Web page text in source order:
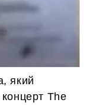
який
The